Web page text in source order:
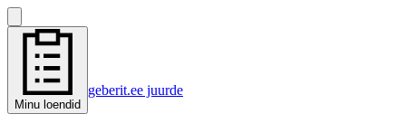
Minu loendid
geberit.ee juurde